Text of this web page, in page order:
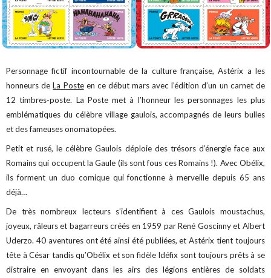
Personnage fictif incontournable de la culture française, Astérix a les
honneurs deLa Posteen ce début mars avec l’édition d’un un carnet de
12 timbres-poste. La Poste met à l’honneur les personnages les plus
emblématiques du célèbre village gaulois, accompagnés de leurs bulles
et des fameuses onomatopées.
Petit et rusé, le célèbre Gaulois déploie des trésors d’énergie face aux
Romains qui occupent la Gaule (ils sont fous ces Romains !). Avec Obélix,
ils forment un duo comique qui fonctionne à merveille depuis 65 ans
déjà…
De très nombreux lecteurs s’identifient à ces Gaulois moustachus,
joyeux, râleurs et bagarreurs créés en 1959 par René Goscinny et Albert
Uderzo. 40 aventures ont été ainsi été publiées, et Astérix tient toujours
tête à César tandis qu’Obélix et son fidèle Idéfix sont toujours prêts à se
distraire en envoyant dans les airs des légions entières de soldats